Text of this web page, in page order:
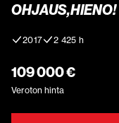
OHJAUS,HIENO!
2017 2 425 h
109 000 €
Veroton hinta